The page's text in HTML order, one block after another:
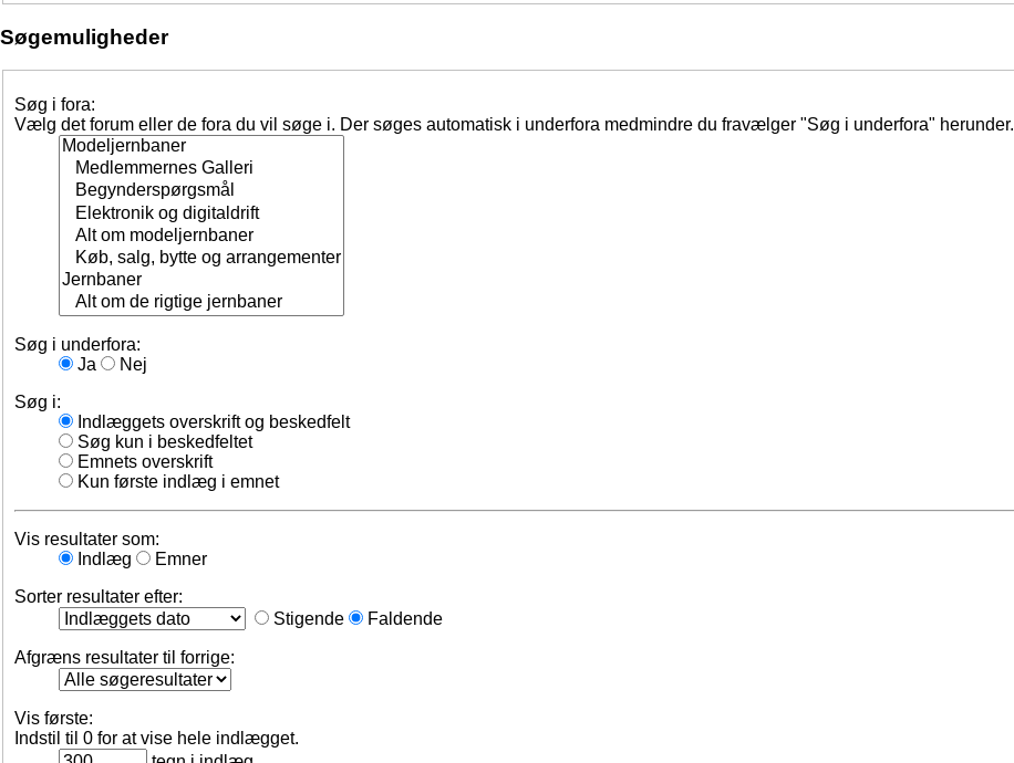
Søgemuligheder
Søg i fora:
Vælg det forum eller de fora du vil søge i. Der søges automatisk i underfora medmindre du fravælger "Søg i underfora" herunder.
Søg i underfora:
Ja
Nej
Søg i:
Indlæggets overskrift og beskedfelt
Søg kun i beskedfeltet
Emnets overskrift
Kun første indlæg i emnet
Vis resultater som:
Indlæg
Emner
Sorter resultater efter:
Stigende
Faldende
Afgræns resultater til forrige:
Vis første:
Indstil til 0 for at vise hele indlægget.